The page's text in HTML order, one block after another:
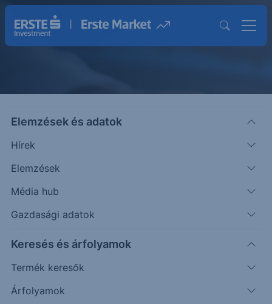
Elemzések és adatok
Hírek
Elemzések
Média hub
Gazdasági adatok
Keresés és árfolyamok
Termék keresők
Árfolyamok
Közzétételek
Szűrés